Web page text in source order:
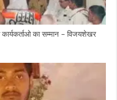
कार्यकर्ताओ का सम्मान – विजयशेखर